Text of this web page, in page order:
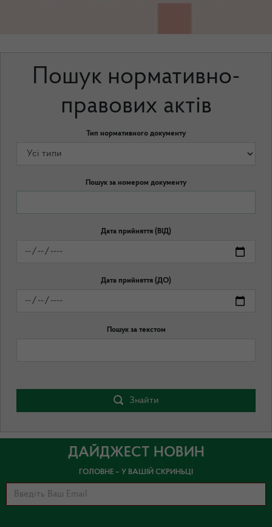
Пошук нормативно-
правових актів
Тип нормативного документу
Пошук за номером документу
Дата прийняття (ВІД)
Дата прийняття (ДО)
Пошук за текстом
Знайти
ДАЙДЖЕСТ НОВИН
ГОЛОВНЕ – У ВАШІЙ СКРИНЬЦІ